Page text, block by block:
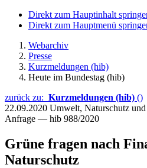
Direkt zum Hauptinhalt
Direkt zum Hauptmenü
Webarchiv
Presse
Kurzmeldungen (hib)
Heute im Bundestag (hib)
zurück zu: Kurzmeldungen (hib) ()
22.09.2020 Umwelt, Naturschutz
Anfrage — hib 988/2020
Grüne fragen nach
Naturschutz